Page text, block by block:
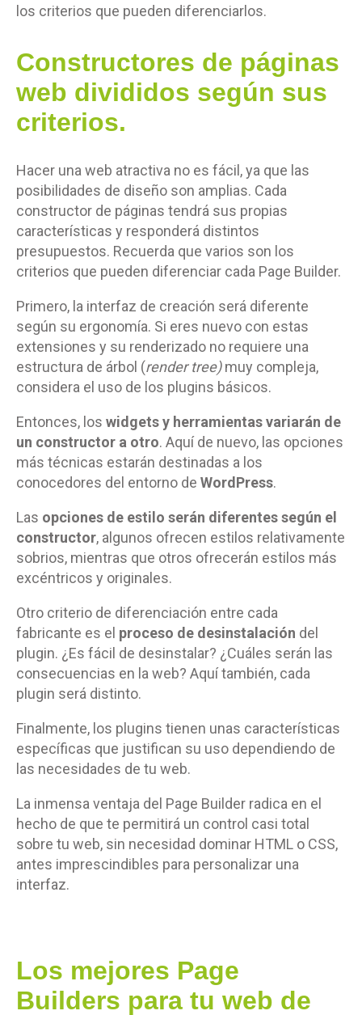
los criterios que pueden diferenciarlos.
Constructores de páginas
web divididos según sus
criterios.
Hacer una web atractiva no es fácil, ya que las
posibilidades de diseño son amplias. Cada
constructor de páginas tendrá sus propias
características y responderá distintos
presupuestos. Recuerda que varios son los
criterios que pueden diferenciar cada Page Builder.
Primero, la interfaz de creación será diferente
según su ergonomía. Si eres nuevo con estas
extensiones y su renderizado no requiere una
estructura de árbol (render tree)muy compleja,
considera el uso de los plugins básicos.
Entonces, los widgets y herramientas variarán de
un constructor a otro. Aquí de nuevo, las opciones
más técnicas estarán destinadas a los
conocedores del entorno de WordPress.
Las opciones de estilo serán diferentes según el
constructor, algunos ofrecen estilos relativamente
sobrios, mientras que otros ofrecerán estilos más
excéntricos y originales.
Otro criterio de diferenciación entre cada
fabricante es el proceso de desinstalación del
plugin. ¿Es fácil de desinstalar? ¿Cuáles serán las
consecuencias en la web? Aquí también, cada
plugin será distinto.
Finalmente, los plugins tienen unas características
específicas que justifican su uso dependiendo de
las necesidades de tu web.
La inmensa ventaja del Page Builder radica en el
hecho de que te permitirá un control casi total
sobre tu web, sin necesidad dominar HTML o CSS,
antes imprescindibles para personalizar una
interfaz.
Los mejores Page
Builders para tu web de